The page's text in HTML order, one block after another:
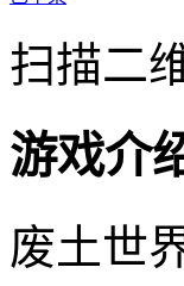
扫描二
游戏介
废土世